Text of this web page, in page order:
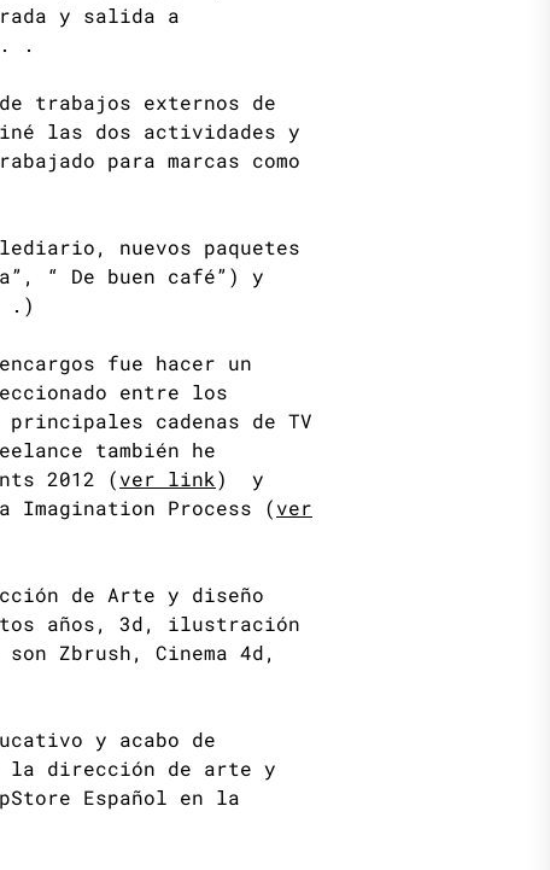
y salida a
. .
trabajos externos de
las dos actividades y
para marcas como
nuevos paquetes
“ De buen café”) y
.)
fue hacer un
entre los
cadenas de TV
también he
2012 (ver link) y
Imagination Process (ver
de Arte y diseño
años, 3d, ilustración
Zbrush, Cinema 4d,
y acabo de
la dirección de arte y
Español en la